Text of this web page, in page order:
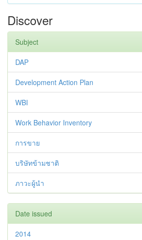
Discover
Subject
DAP
Development Action Plan
WBI
Work Behavior Inventory
การขาย
บริษัทข้ามชาติ
ภาวะผู้นำ
Date issued
2014